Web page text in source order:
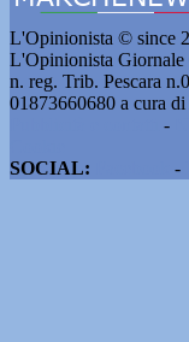
L'Opinionista © since
L'Opinionista Giornale
n. reg. Trib. Pescara
01873660680 a cura
-
SOCIAL:
-